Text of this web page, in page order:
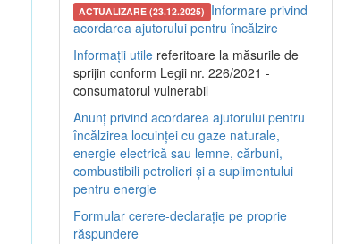
ACTUALIZARE (23.12.2025) Informare privind
acordarea ajutorului pentru încălzire
Informații utile referitoare la măsurile de
sprijin conform Legii nr. 226/2021 -
consumatorul vulnerabil
Anunț privind acordarea ajutorului pentru
încălzirea locuinței cu gaze naturale,
energie electrică sau lemne, cărbuni,
combustibili petrolieri și a suplimentului
pentru energie
Formular cerere-declarație pe proprie
răspundere